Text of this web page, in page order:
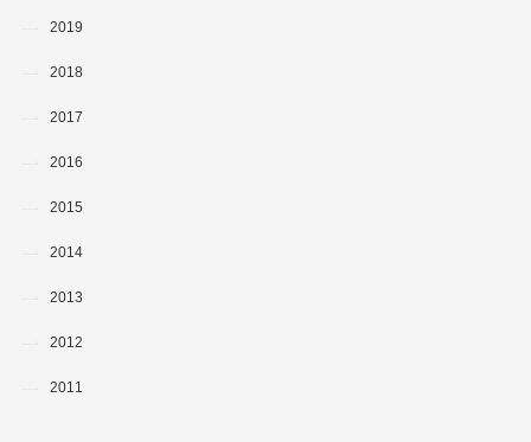
2019
2018
2017
2016
2015
2014
2013
2012
2011